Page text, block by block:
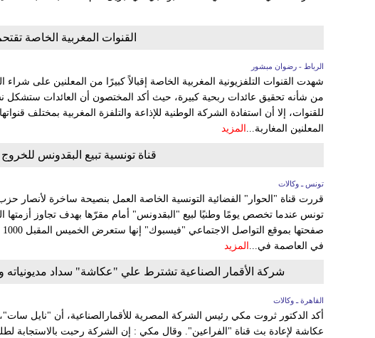
القنوات المغربية الخاصة
الرباط - رضوان مبشور
شهدت القنوات التلفزيونية المغربية الخاصة إقبالاً كبيرًا من المعلنين على شراء
من شأنه تحقيق عائدات ربحية كبيرة، حيث أكد المختصون أن العائدات ستشكل
للقنوات، إلا أن استفادة الشركة الوطنية للإذاعة والتلفزة المغربية بمختلف
المعلنين المغاربة... المزيد
قناة تونسية تبيع البقدونس
تونس ـ وكالات
قررت قناة "الحوار" الفضائية التونسية الخاصة العمل بنصيحة ساخرة لأنصار
تونس عندما تخصص يومًا وطنيًا لبيع "البقدونس" أمام مقرّها بهدف تجاوز أزمتها
في العاصمة في...
المزيد
شركة الأقمار الصناعية تشترط علي "عكاشة" سداد مديونياته
القاهرة ـ وكالات
أكد الدكتور ثروت مكي رئيس الشركة المصرية للأقمارالصناعية، أن "نايل
عكاشة لإعادة بث قناة "الفراعين". وقال مكي : إن الشركة رحبت بالاستجابة